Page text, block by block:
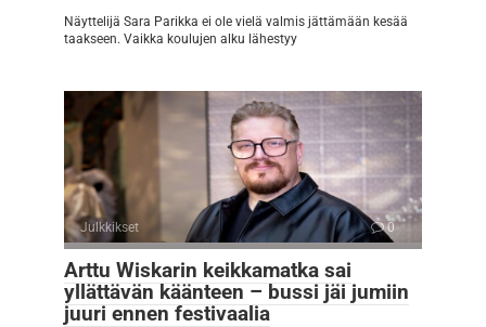
Näyttelijä Sara Parikka ei ole vielä valmis jättämään kesää
taakseen. Vaikka koulujen alku lähestyy
Julkkikset 0
Arttu Wiskarin keikkamatka sai
yllättävän käänteen – bussi jäi jumiin
juuri ennen festivaalia